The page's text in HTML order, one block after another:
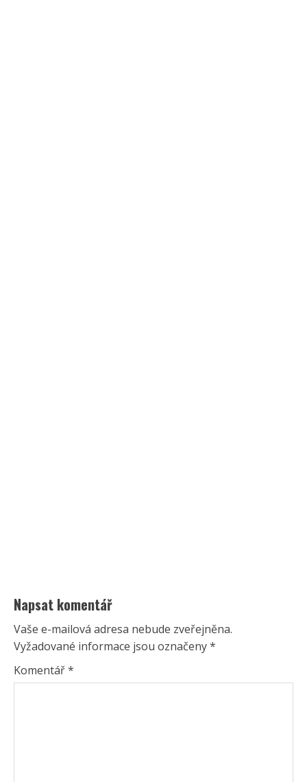
Napsat komentář
Vaše e-mailová adresa nebude zveřejněna.
Vyžadované informace jsou označeny*
Komentář*